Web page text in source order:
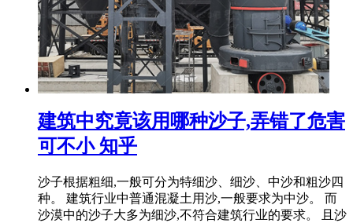
建筑中究竟该用哪种沙子,弄错了危害
可不小 知乎
沙子根据粗细,一般可分为特细沙、细沙、中沙和粗沙四
种。 建筑行业中普通混凝土用沙,一般要求为中沙。 而
沙漠中的沙子大多为细沙,不符合建筑行业的要求。 且沙